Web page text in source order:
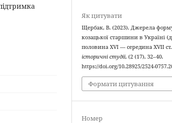
Як цитувати
Щербак, В. (2023). Джерела
козацької старшини в Україні
половина XVI — середина XVII
історичні студії, (2 (17), 32–40.
https://doi.org/10.28925/2524-
Формати цитування
Номер